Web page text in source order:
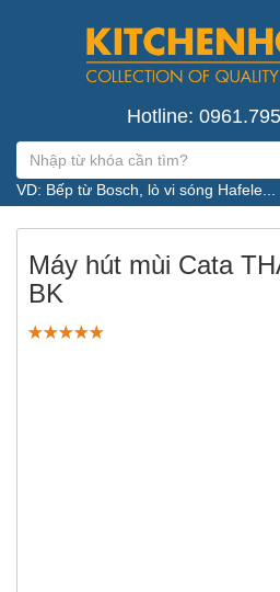
Hotline:
VD: Bếp từ Bosch, lò vi sóng Hafele...
Máy hút mùi Cata
BK